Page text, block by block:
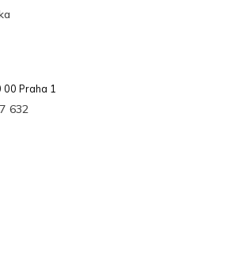
00 Praha 1
632